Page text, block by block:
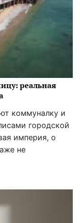
реальная
коммуналку и
городской
империя, о
не